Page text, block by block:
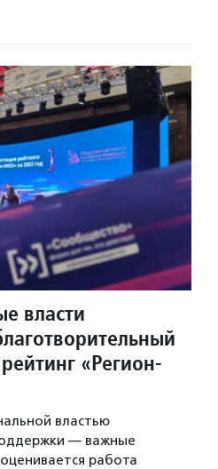
власти
«Регион-
властью
— важные
работа